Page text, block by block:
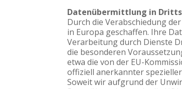
Datenübermittlung in
Durch die Verabschiedung
in Europa geschaffen. Ihre
Verarbeitung durch Dienste
die besonderen
etwa die von der EU-
offiziell anerkannter
Soweit wir aufgrund der